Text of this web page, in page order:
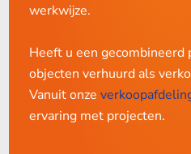
werkwijze.
Heeft u een
objecten verhuurd als
Vanuit onze
ervaring met projecten.